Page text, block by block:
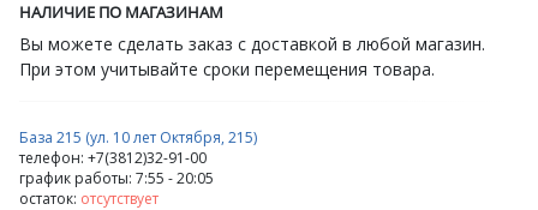
НАЛИЧИЕ ПО МАГАЗИНАМ
Вы можете сделать заказ с доставкой в любой магазин.
При этом учитывайте сроки перемещения товара.
База 215 (ул. 10 лет Октября, 215)
телефон: +7(3812)32-91-00
график работы: 7:55 - 20:05
остаток: отсутствует